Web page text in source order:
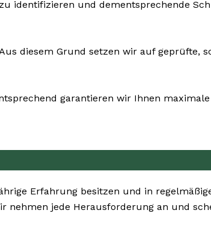
identifizieren und dementsprechende
diesem Grund setzen wir auf geprüfte,
garantieren wir Ihnen
Erfahrung besitzen und in
nehmen jede Herausforderung an und